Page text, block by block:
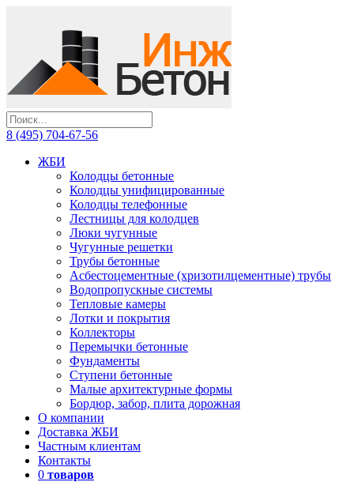
8 (495) 704-67-56
ЖБИ
Колодцы бетонные
Колодцы унифицированные
Колодцы телефонные
Лестницы для колодцев
Люки чугунные
Чугунные решетки
Трубы бетонные
Асбестоцементные (хризотилцементные) трубы
Водопропускные системы
Тепловые камеры
Лотки и покрытия
Коллекторы
Перемычки бетонные
Фундаменты
Ступени бетонные
Малые архитектурные формы
Бордюр, забор, плита дорожная
О компании
Доставка ЖБИ
Частным клиентам
Контакты
0 товаров